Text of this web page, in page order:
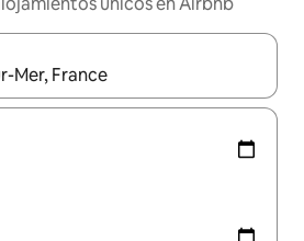
estén disponibles, navegá con las